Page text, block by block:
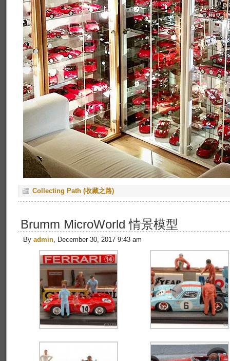
Collecting Path (收藏之路)
Brumm MicroWorld 情景模型
By admin, December 30, 2017 9:43 am